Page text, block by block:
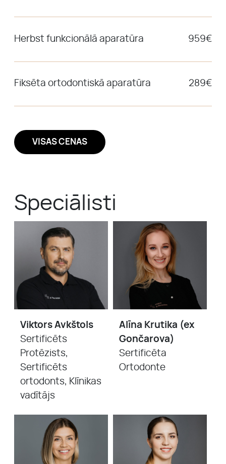
Herbst funkcionālā aparatūra 959€
Fiksēta ortodontiskā aparatūra 289€
VISAS CENAS
Speciālisti
Viktors Avkštols
Sertificēts
Protēzists,
Sertificēts
ortodonts, Klīnikas
vadītājs
Alīna Krutika (ex
Gončarova)
Sertificēta
Ortodonte